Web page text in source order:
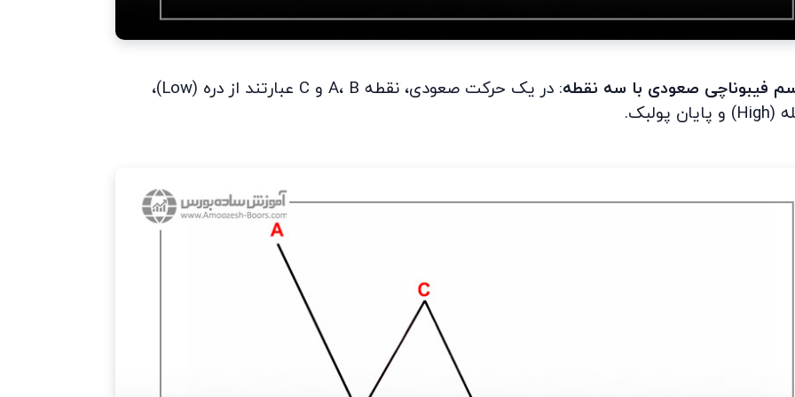
فیبوناچی صعودی با سه نقطه: در یک حرکت صعودی، نقطه A، B و C عبارتند از دره (Low)،
(
High) و پایان پولبک.